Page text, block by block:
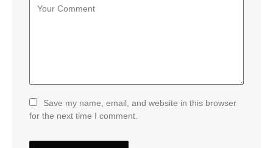
Save my name, email, and website in this browser
for the next time I comment.